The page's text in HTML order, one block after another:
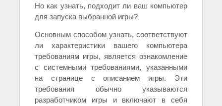
Но как узнать, подходит ли ваш компьютер
для запуска выбранной игры?
Основным способом узнать, соответствуют
ли характеристики вашего компьютера
требованиям игры, является ознакомление
с системными требованиями, указанными
на странице с описанием игры. Эти
требования обычно указываются
разработчиком игры и включают в себя